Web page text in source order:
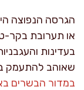
הגרסה הנפוצה
או תערובת בקר-
בעדינות
שאוהב להתעמק
במדור הבשרים